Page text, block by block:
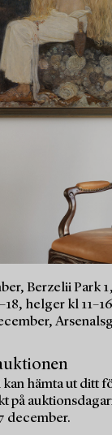
Berzelii Park
helger kl 11–16
kan hämta ut ditt
på
december.